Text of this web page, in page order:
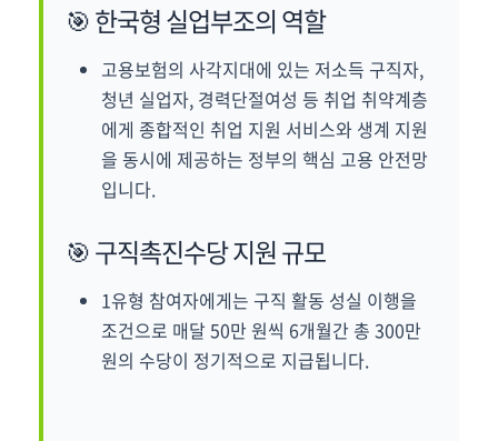
🎯 한국형 실업부조의 역할
고용보험의 사각지대에 있는 저소득 구직자,
청년 실업자, 경력단절여성 등 취업 취약계층
에게 종합적인 취업 지원 서비스와 생계 지원
을 동시에 제공하는 정부의 핵심 고용 안전망
입니다.
🎯 구직촉진수당 지원 규모
1유형 참여자에게는 구직 활동 성실 이행을
조건으로 매달 50만 원씩 6개월간 총 300만
원의 수당이 정기적으로 지급됩니다.